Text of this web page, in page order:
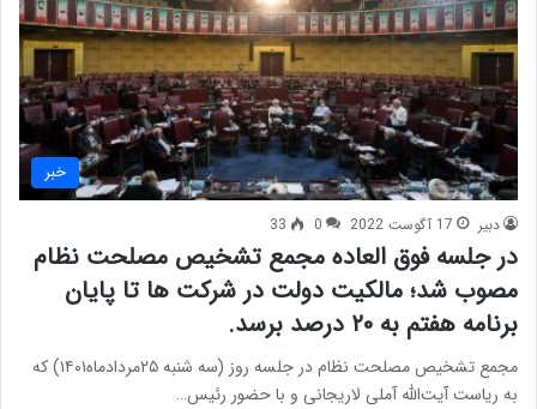
خبر
دبیر 17 آگوست 2022 0
33
در جلسه فوق العاده مجمع تشخیص مصلحت نظام
مصوب شد؛ مالکیت دولت در شرکت ها تا پایان
برنامه هفتم به ۲۰ درصد برسد.
مجمع تشخیص مصلحت نظام در جلسه روز (سه شنبه ۲۵مردادماه۱۴۰۱) که
به ریاست آیت‌الله آملی لاریجانی و با حضور رئیس…